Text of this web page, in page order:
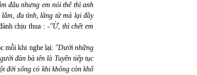
đâu nhưng em nói thế thì anh
đa tình, lãng tử mà lại đầy
chịu thua : -"Ừ, thì chết em
mỗi khi nghe lại: "Dưới những
đàn bà tên là Tuyền tiếp tục
đời sống có khi không còn khổ